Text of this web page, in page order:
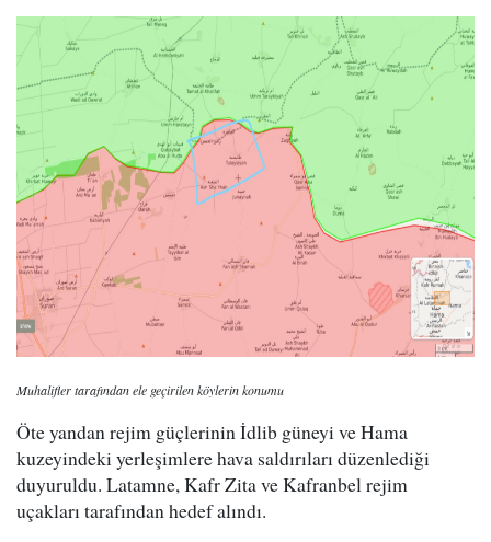
Muhalifler tarafından ele geçirilen köylerin konumu
Öte yandan rejim güçlerinin İdlib güneyi ve Hama
kuzeyindeki yerleşimlere hava saldırıları düzenlediği
duyuruldu. Latamne, Kafr Zita ve Kafranbel rejim
uçakları tarafından hedef alındı.